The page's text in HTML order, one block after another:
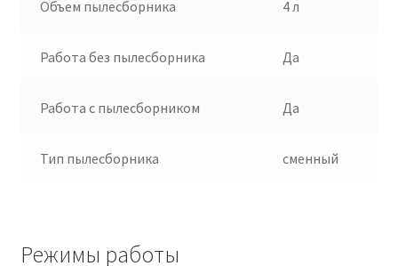
Объем пылесборника 4 л
Работа без пылесборника Да
Работа с пылесборником Да
Тип пылесборника сменный
Режимы работы